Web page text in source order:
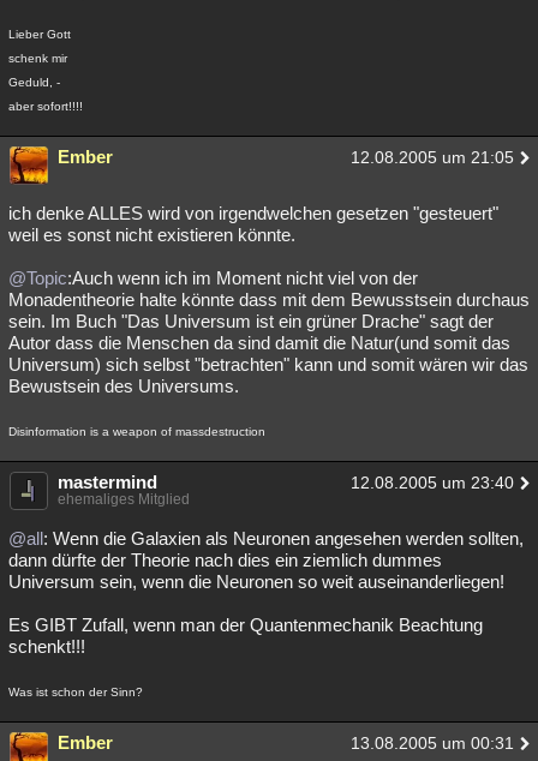
Lieber Gott
schenk mir
Geduld, -
aber sofort!!!!
Ember 12.08.2005 um 21:05
ich denke ALLES wird von irgendwelchen gesetzen "gesteuert"
weil es sonst nicht existieren könnte.
@Topic:Auch wenn ich im Moment nicht viel von der
Monadentheorie halte könnte dass mit dem Bewusstsein durchaus
sein. Im Buch "Das Universum ist ein grüner Drache" sagt der
Autor dass die Menschen da sind damit die Natur(und somit das
Universum) sich selbst "betrachten" kann und somit wären wir das
Bewustsein des Universums.
Disinformation is a weapon of massdestruction
mastermind 12.08.2005 um 23:40
ehemaliges Mitglied
@all: Wenn die Galaxien als Neuronen angesehen werden sollten,
dann dürfte der Theorie nach dies ein ziemlich dummes
Universum sein, wenn die Neuronen so weit auseinanderliegen!
Es GIBT Zufall, wenn man der Quantenmechanik Beachtung
schenkt!!!
Was ist schon der Sinn?
Ember 13.08.2005 um 00:31